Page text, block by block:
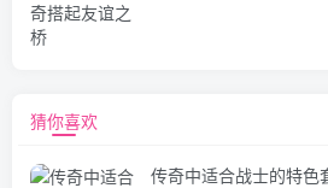
猜你喜欢
传奇中适合战士的特色